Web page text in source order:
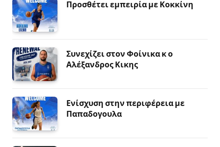
Προσθέτει εμπειρία με Κοκκίνη
Συνεχίζει στον Φοίνικα κ ο
Αλέξανδρος Κικης
Ενίσχυση στην περιφέρεια με
Παπαδογουλα